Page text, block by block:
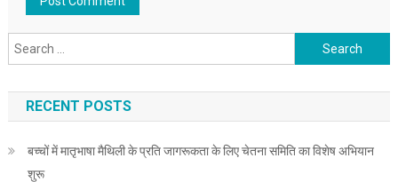
Search for:
RECENT POSTS
बच्चों में मातृभाषा मैथिली के प्रति जागरूकता के लिए चेतना समिति का विशेष अभियान
शुरू